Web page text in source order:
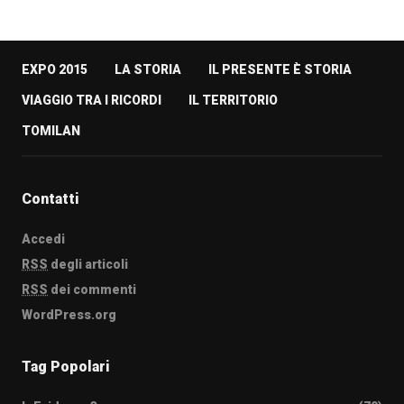
EXPO 2015 LA STORIA IL PRESENTE È STORIA
VIAGGIO TRA I RICORDI IL TERRITORIO
TOMILAN
Contatti
Accedi
RSS degli articoli
RSS dei commenti
WordPress.org
Tag Popolari